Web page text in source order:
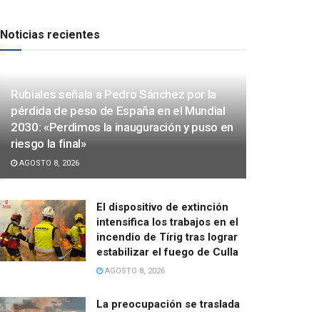
Noticias recientes
Rubiales señala a Pedro Sánchez por la
pérdida de peso de España en el Mundial
2030: «Perdimos la inauguración y puso en
riesgo la final»
AGOSTO 8, 2026
El dispositivo de extinción
intensifica los trabajos en el
incendio de Tírig tras lograr
estabilizar el fuego de Culla
AGOSTO 8, 2026
La preocupación se traslada